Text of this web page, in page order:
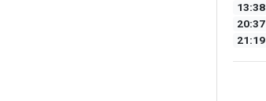
13:38
20:37
21:19